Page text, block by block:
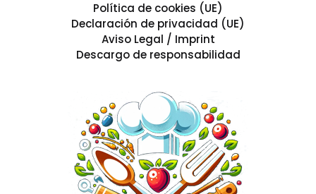
Política de cookies (UE)
Declaración de privacidad (UE)
Aviso Legal / Imprint
Descargo de responsabilidad